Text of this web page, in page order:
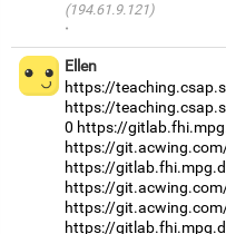
(194.61.9.121)
·
Ellen
https://
https://
0 https://
https://
https://
https://
https://
https://